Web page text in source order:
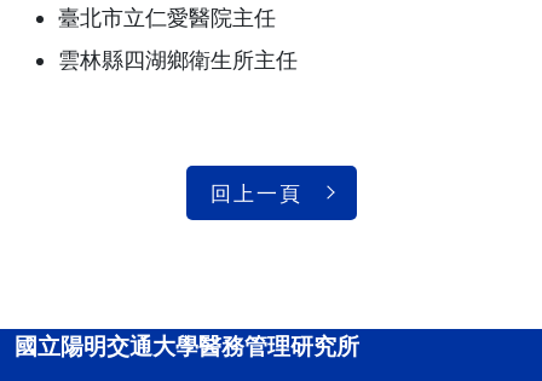
臺北市立仁愛醫院主任
雲林縣四湖鄉衛生所主任
回上一頁
國立陽明交通大學醫務管理研究所